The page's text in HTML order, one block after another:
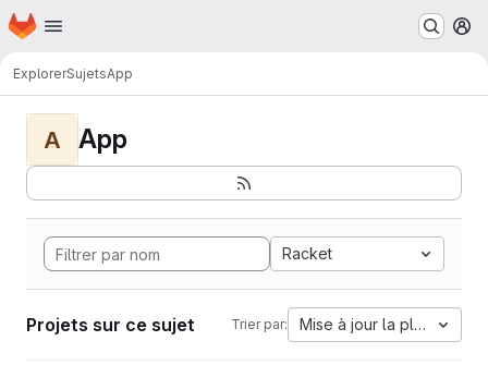
Passer au contenu principal
Page d'accueil
ExplorerSujetsApp
A App
Racket
Projets sur ce sujet Trier par: Mise à jour la plus